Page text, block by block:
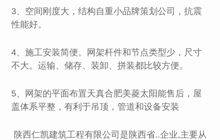
3、空间刚度大，结构自重小品牌策划公司，抗震
性能好。
4、施工安装简便。网架杆件和节点类型少，尺寸
不大。运输、储存、装卸、拼装都比较方便。
5、网架的平面布置天真合肥美菱太阳能售后，屋
盖体系平整，有利于吊顶，管道和设备安装
陕西仁凯建筑工程有限公司是陕西省..企业,主要从